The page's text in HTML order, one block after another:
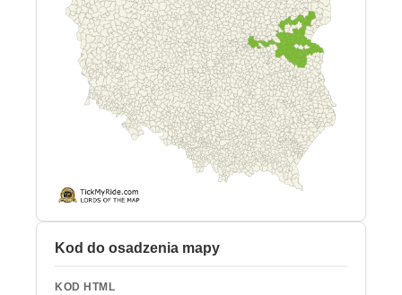
Kod do osadzenia mapy
KOD HTML